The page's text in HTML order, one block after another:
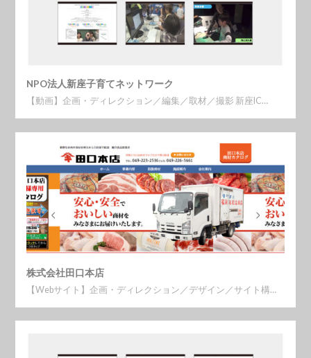
NPO法人新座子育てネットワーク
【動画】企画・ディレクション／編集／取材／撮影 新座IC…
株式会社田口本店
【Webサイト】企画・ディレクション／デザイン／サイト構…